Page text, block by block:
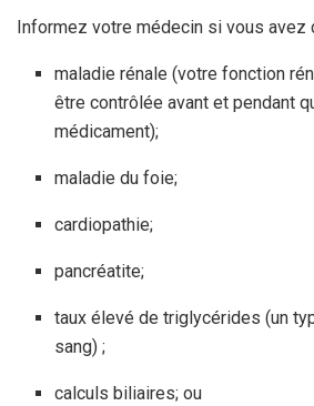
Informez votre médecin si vous avez
maladie rénale (votre fonction
être contrôlée avant et pendant
médicament);
maladie du foie;
cardiopathie;
pancréatite;
taux élevé de triglycérides (un
sang) ;
calculs biliaires; ou